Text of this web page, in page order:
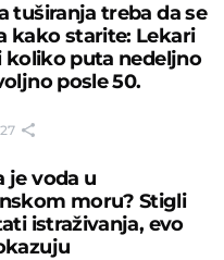
tuširanja treba da se
kako starite: Lekari
puta nedeljno
posle 50.
27
je voda u
moru? Stigli
istraživanja, evo